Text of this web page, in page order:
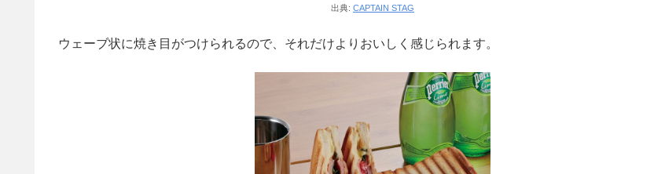
出典: CAPTAIN STAG
ウェーブ状に焼き目がつけられるので、それだけよりおいしく感じられます。